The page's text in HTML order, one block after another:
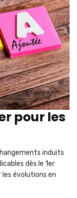
pour les
induits
dès le 1er
les évolutions en